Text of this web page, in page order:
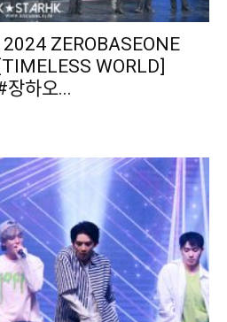
ZEROBASEONE
WORLD]
하오...